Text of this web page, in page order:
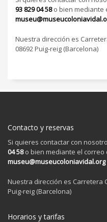
93 829 04 58o bien mediante
Nuestra dirección es
08692 Puig-reig (Barcelona)
Contacto y reservas
Si quieres contactar con
04 58o bien mediante el correo
museu@museucoloniavidal.org
Nuestra dirección es Carretera
Puig-reig (Barcelona)
Horarios y tarifas